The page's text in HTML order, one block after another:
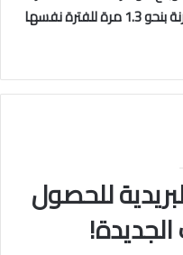
‏) نحو 1.7 مرة مقارنة بنحو 1.3 مرة للفترة نفسها
للحصول